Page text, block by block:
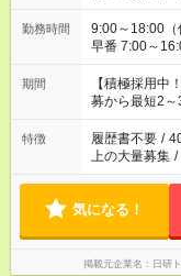
勤務時間
9:00～18:00（休憩60分） ■ご希望
早番 7:00～16:00 遅番
い」 「余裕を
たくない」 など
の方へ 今ご覧
の勤務時間。
期間
【積極採用中
募から最短2～
特徴 履歴書不要 /
上の大量募集 /
気になる！
掲載元企業名 日研